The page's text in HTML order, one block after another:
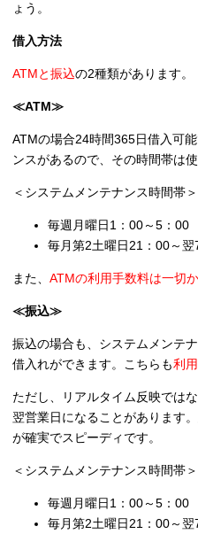
ょう。
借入方法
ATMと振込の2種類があります。
≪ATM≫
ATMの場合24時間365日借入可
ンスがあるので、その時間帯は使
＜システムメンテナンス時間帯＞
毎週月曜日1：00～5：00
毎月第2土曜日21：00～翌
また、 ATMの利用手数料は一切
≪振込≫
振込の場合も、システムメンテ
借入れができます。こちらも利
ただし、リアルタイム反映では
翌営業日になることがあります
が確実でスピーディです。
＜システムメンテナンス時間帯＞
毎週月曜日1：00～5：00
毎月第2土曜日21：00～翌